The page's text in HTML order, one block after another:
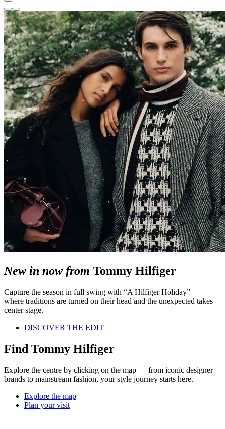
New in now from Tommy Hilfiger
Capture the season in full swing with “A Hilfiger Holiday” —
where traditions are turned on their head and the unexpected takes
center stage.
DISCOVER THE EDIT
Find Tommy Hilfiger
Explore the centre by clicking on the map — from iconic designer
brands to mainstream fashion, your style journey starts here.
Explore the map
Plan your visit